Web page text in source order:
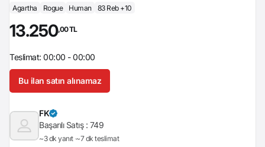
Agartha Rogue Human 83 Reb +10
13.250,00 TL
Teslimat: 00:00 - 00:00
Bu ilan satın alınamaz
FK
Başarılı Satış : 749
~3 dk yanıt ~7 dk teslimat